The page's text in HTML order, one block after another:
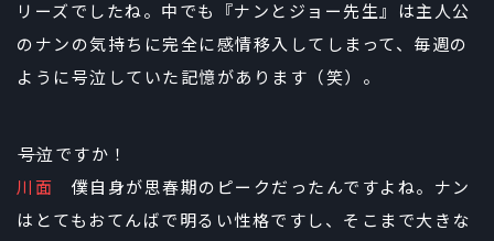
リーズでしたね。中でも『ナンとジョー先生』は主人公
のナンの気持ちに完全に感情移入してしまって、毎週の
ように号泣していた記憶があります（笑）。
――号泣ですか！
川面 僕自身が思春期のピークだったんですよね。ナン
はとてもおてんばで明るい性格ですし、そこまで大きな